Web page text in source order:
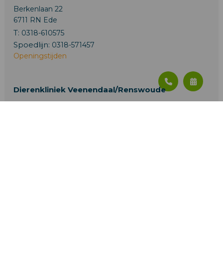
Berkenlaan 22
6711 RN Ede
T: 0318-610575
Spoedlijn: 0318-571457
Openingstijden
Dierenkliniek Veenendaal/Renswoude
Kooiweg 4A